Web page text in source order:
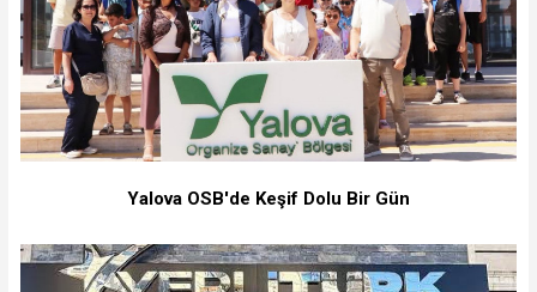
Yalova OSB'de Keşif Dolu Bir Gün